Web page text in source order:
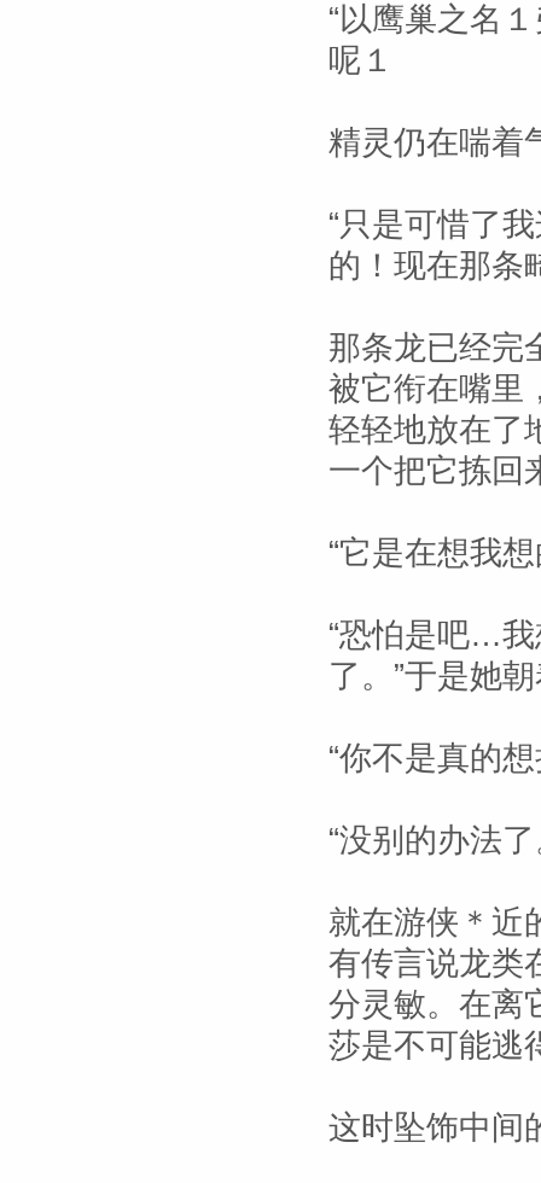
“以鹰巢之名
呢１
精灵仍在喘着
“只是可惜了
的！现在那条
那条龙已经完
被它衔在嘴里
轻轻地放在了
一个把它拣回
“它是在想我
“恐怕是吧…
了。”于是她
“你不是真的
“没别的办法了
就在游侠＊近
有传言说龙类
分灵敏。在离
莎是不可能逃
这时坠饰中间